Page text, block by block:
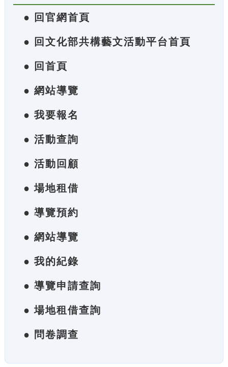
● 回官網首頁
● 回文化部共構藝文活動平台首頁
● 回首頁
● 網站導覽
● 我要報名
● 活動查詢
● 活動回顧
● 場地租借
● 導覽預約
● 網站導覽
● 我的紀錄
● 導覽申請查詢
● 場地租借查詢
● 問卷調查